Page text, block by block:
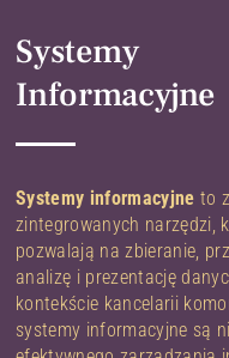
Systemy
Informacyjne
Systemy informacyjne to
zintegrowanych narzędzi,
pozwalają na zbieranie,
analizę i prezentację
kontekście kancelarii
systemy informacyjne są